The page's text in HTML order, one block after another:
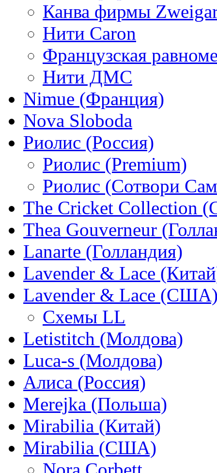
Канва фирмы
Нити Caron
Французская
Нити ДМС
Nimue (Франция)
Nova Sloboda
Риолис (Россия)
Риолис (Premium)
Риолис (Сотвори
The Cricket Collection
Thea Gouverneur
Lanarte (Голландия)
Lavender & Lace
Lavender & Lace
Схемы LL
Letistitch (Молдова)
Luca-s (Молдова)
Алиса (Россия)
Merejka (Польша)
Mirabilia (Китай)
Mirabilia (США)